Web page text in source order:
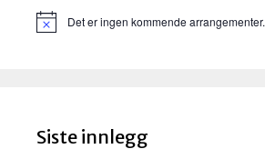
M
Det er ingen kommende arrangementer.
Siste innlegg